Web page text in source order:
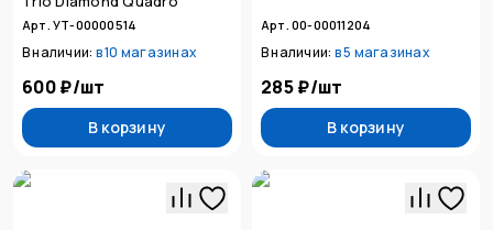
Арт. УТ-00000514
В наличии: в10 магазинах
600 ₽/шт
В корзину
Арт. 00-00011204
В наличии: в5 магазинах
285 ₽/шт
В корзину